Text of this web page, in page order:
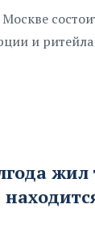
Москве
и
жил